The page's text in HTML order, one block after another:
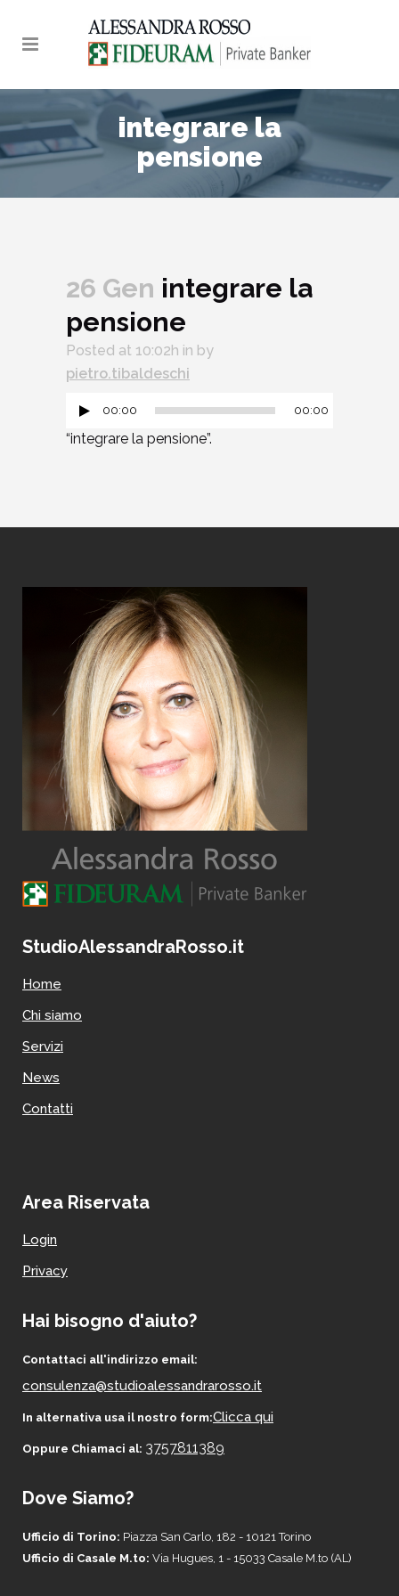
integrare la
pensione
26 Gen integrare la
pensione
Posted at 10:02h in by
pietro.tibaldeschi
00:00 00:00
“integrare la pensione”.
StudioAlessandraRosso.it
Home
Chi siamo
Servizi
News
Contatti
Area Riservata
Login
Privacy
Hai bisogno d'aiuto?
Contattaci all'indirizzo email:
consulenza@studioalessandrarosso.it
In alternativa usa il nostro form:Clicca qui
Oppure Chiamaci al: 3757811389
Dove Siamo?
Ufficio di Torino: Piazza San Carlo, 182 - 10121 Torino
Ufficio di Casale M.to: Via Hugues, 1 - 15033 Casale M.to (AL)